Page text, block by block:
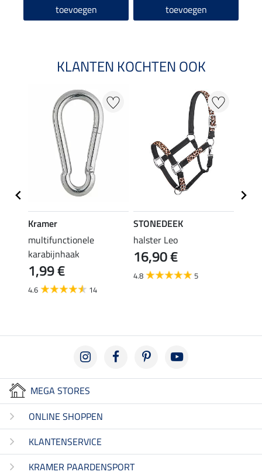
toevoegen toevoegen
KLANTEN KOCHTEN OOK
Kramer
multifunctionele
karabijnhaak
1,99 €
4.6 14
STONEDEEK
halster Leo
16,90 €
4.8 5
MEGA STORES
ONLINE SHOPPEN
KLANTENSERVICE
KRAMER PAARDENSPORT